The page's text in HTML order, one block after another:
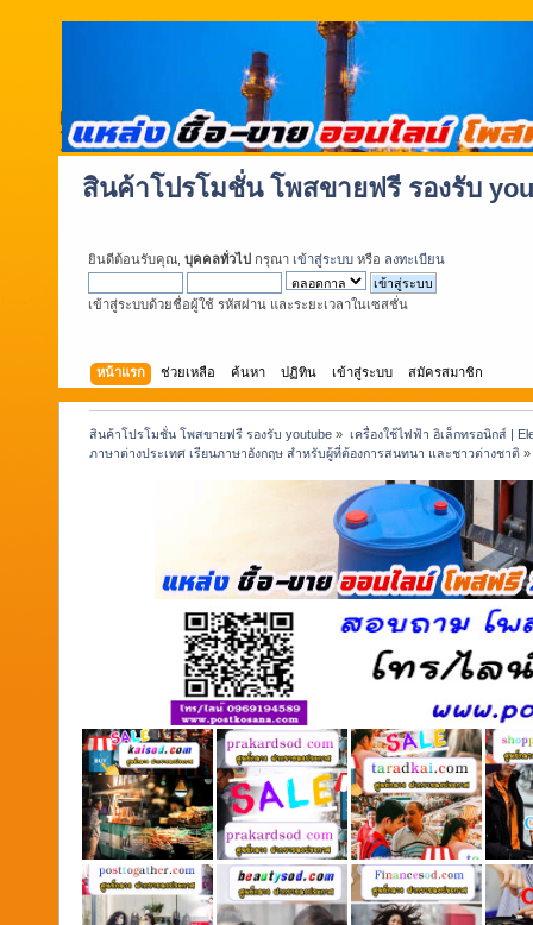
สินค้าโปรโมชั่น โพสขายฟรี รองรับ
ยินดีต้อนรับคุณ, บุคคลทั่วไป กรุณา เข้าสู่ระบบ หรือ ลงทะเบียน
เข้าสู่ระบบด้วยชื่อผู้ใช้ รหัสผ่าน และระยะเวลาในเซสชั่น
หน้าแรก ช่วยเหลือ ค้นหา ปฏิทิน เข้าสู่ระบบ สมัครสมาชิก
สินค้าโปรโมชั่น โพสขายฟรี รองรับ youtube » เครื่องใช้ไฟฟ้า อิเล็กทรอนิกส์ |
ภาษาต่างประเทศ เรียนภาษาอังกฤษ สำหรับผู้ที่ต้องการสนทนา และชาวต่างชาติ »